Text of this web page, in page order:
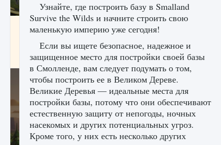
Как исправить ошибку Palworld «Идет
сохранение мира — Невозможно начать
сохранение данных мира»
9 августа 2024 2 511 0 0
Узнайте, где построить базу в Smalland
Survive the Wilds и начните строить свою
маленькую империю уже сегодня!
Если вы ищете безопасное, надежное и
защищенное место для постройки своей базы
в Смолленде, вам следует подумать о том,
чтобы построить ее в Великом Дереве.
Великие Деревья — идеальные места для
постройки базы, потому что они обеспечивают
естественную защиту от непогоды, ночных
насекомых и других потенциальных угроз.
Кроме того, у них есть несколько других